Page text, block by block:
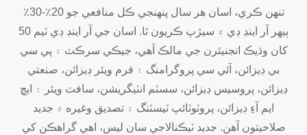
تنهن ڪري، اسان هر سال پنهنجي ڪل منافعي جو 20٪-30٪
ٻيهر آر اينڊ ڊي ۾ سيڙپ ڪريون ٿا. اسان جي آر اينڊ ڊي ٽيم 50
کان وڌيڪ انجنيئرن جي مالڪ آهي، جيڪي سرڪٽ ۽ پي سي
بي ڊيزائن، آئي سي پروگرامنگ ۽ فرم ويئر ڊيزائن، صنعتي
ڊيزائن، پروسيس ڊيزائن، سسٽم انٽيگريشن، سافٽ ويئر ۽ ايڇ
ايم آءِ ڊيزائن، پروٽوٽائپ ٽيسٽنگ ۽ تصديق وغيره ۾ جديد
صلاحيتون آهن. جديد ٽيڪنالاجي سان ليس، اهي گراهڪن کي